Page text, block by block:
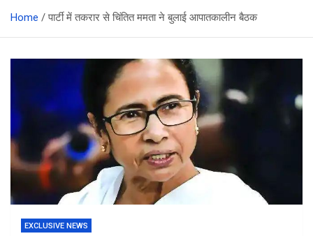
Home पार्टी में तकरार से चिंतित ममता ने बुलाई आपातकालीन बैठक
EXCLUSIVE NEWS